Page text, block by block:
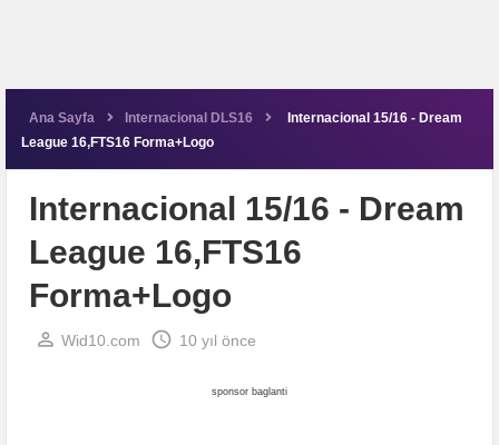
Ana Sayfa Internacional DLS16
Internacional 15/16 - Dream
League 16,FTS16 Forma+Logo
Internacional 15/16 - Dream
League 16,FTS16
Forma+Logo
perm_identity Wid10.com schedule 10 yıl önce
sponsor baglanti